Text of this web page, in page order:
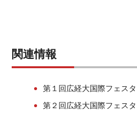
関連情報
第１回広経大国際フェスタ
第２回広経大国際フェスタ